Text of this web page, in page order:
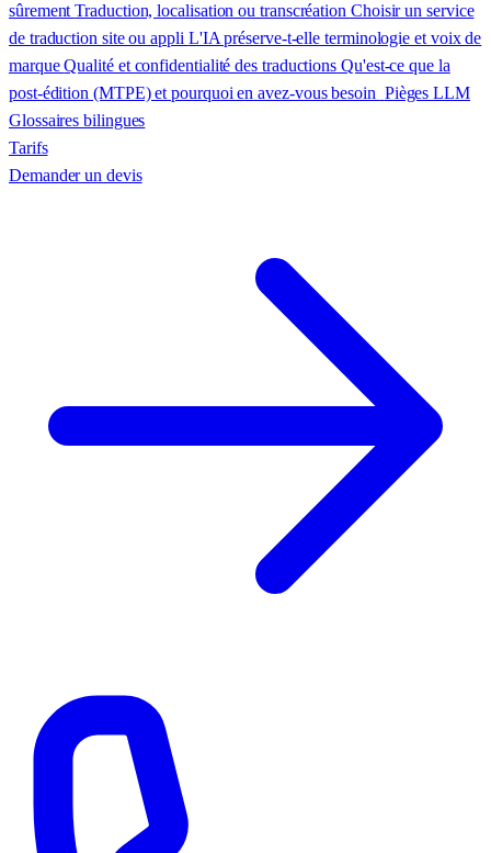
sûrementTraduction, localisation ou transcréation Choisir un service
de traduction site ou appli L'IA préserve-t-elle terminologie et voix de
marqueQualité et confidentialité des traductions Qu'est-ce que la
post-édition (MTPE) et pourquoi en avez-vous besoin Pièges LLM
Glossaires bilingues
Tarifs
Demander un devis